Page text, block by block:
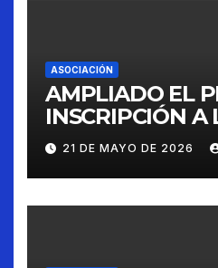
ASOCIACIÓN
AMPLIADO EL
INSCRIPCIÓN A
CONCURSOS
21 DE MAYO DE 2026